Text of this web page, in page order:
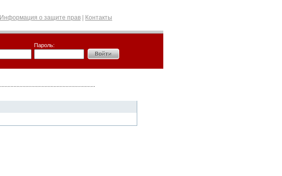
Информация о защите прав Контакты
Пароль: